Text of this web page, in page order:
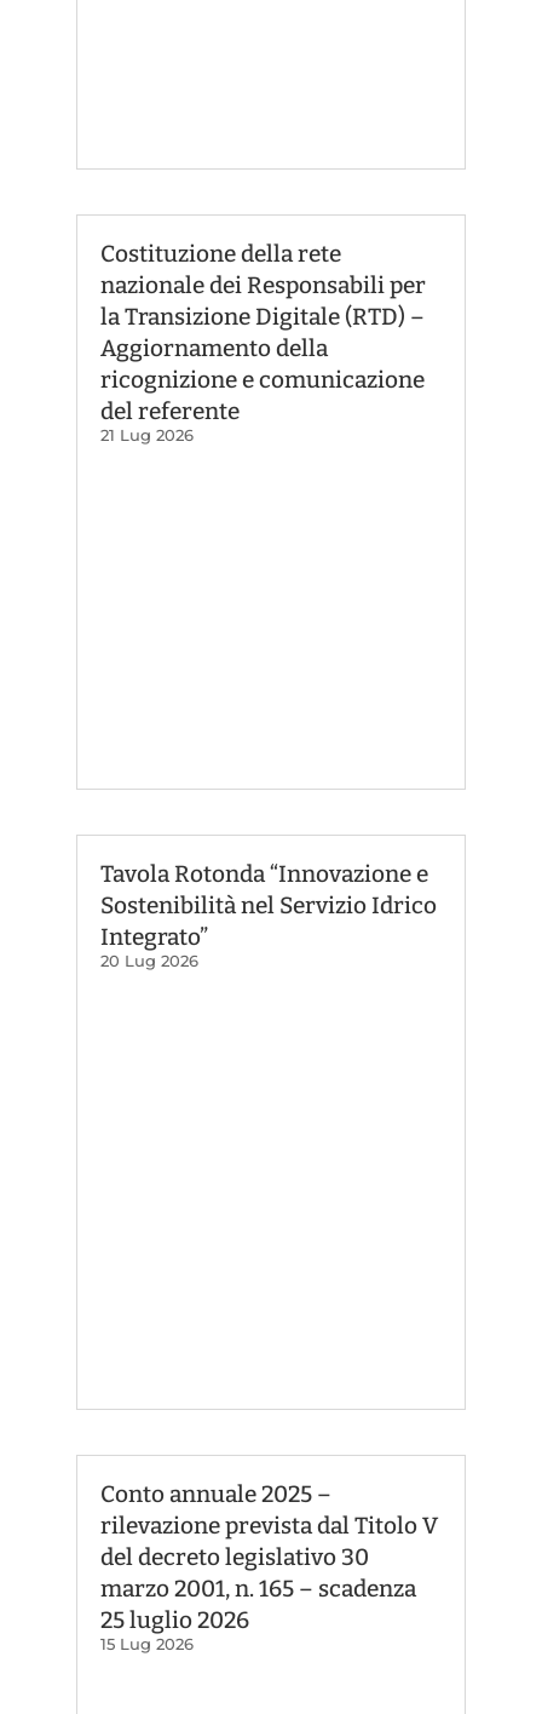
Costituzione della rete
nazionale dei Responsabili per
la Transizione Digitale (RTD) –
Aggiornamento della
ricognizione e comunicazione
del referente
21 Lug 2026
Tavola Rotonda “Innovazione e
Sostenibilità nel Servizio Idrico
Integrato”
20 Lug 2026
Conto annuale 2025 –
rilevazione prevista dal Titolo V
del decreto legislativo 30
marzo 2001, n. 165 – scadenza
25 luglio 2026
15 Lug 2026